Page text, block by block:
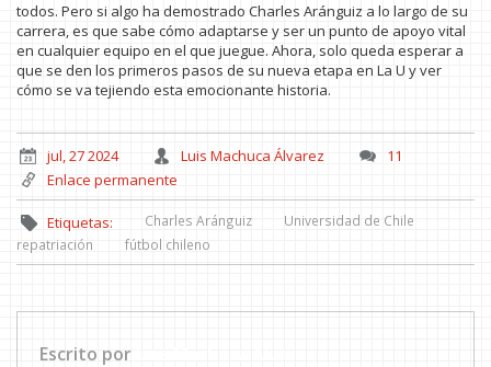
todos. Pero si algo ha demostrado Charles Aránguiz a lo largo de su
carrera, es que sabe cómo adaptarse y ser un punto de apoyo vital
en cualquier equipo en el que juegue. Ahora, solo queda esperar a
que se den los primeros pasos de su nueva etapa en La U y ver
cómo se va tejiendo esta emocionante historia.
jul, 27 2024 Luis Machuca Álvarez
11
Enlace permanente
Etiquetas: Charles Aránguiz
Universidad de Chile
repatriación
fútbol chileno
Escrito por